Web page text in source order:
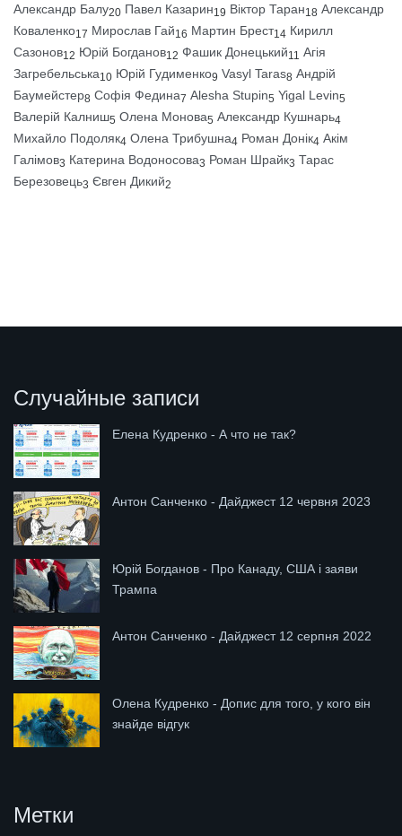
Александр Балу20 Павел Казарин19 Віктор Таран18 Александр
Коваленко17 Мирослав Гай16 Мартин Брест14 Кирилл
Сазонов12 Юрій Богданов12 Фашик Донецький11 Агія
Загребельська10 Юрій Гудименко9 Vasyl Taras8 Андрій
Баумейстер8 Софія Федина7 Alesha Stupin5 Yigal Levin5
Валерій Калниш5 Олена Монова5 Александр Кушнарь4
Михайло Подоляк4 Олена Трибушна4 Роман Донік4 Акім
Галімов3 Катерина Водоносова3 Роман Шрайк3 Тарас
Березовець3 Євген Дикий2
Случайные записи
Елена Кудренко - А что не так?
Антон Санченко - Дайджест 12 червня 2023
Юрій Богданов - Про Канаду, США і заяви
Трампа
Антон Санченко - Дайджест 12 серпня 2022
Олена Кудренко - Допис для того, у кого він
знайде відгук
Метки